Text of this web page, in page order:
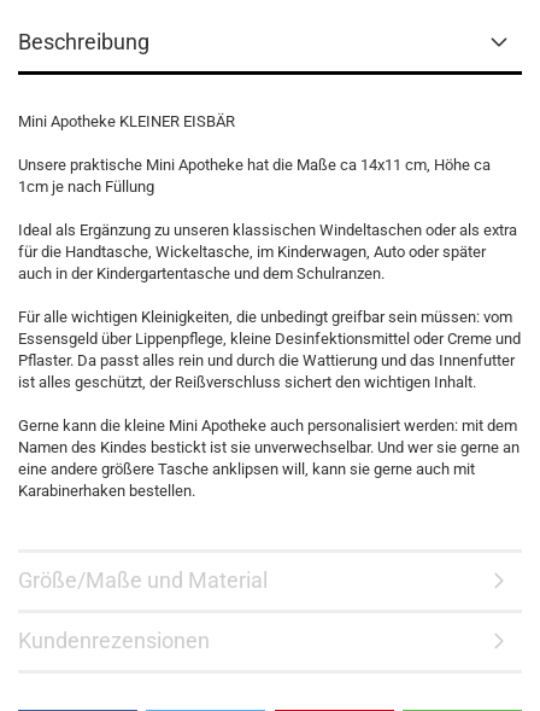
Beschreibung
Mini Apotheke KLEINER EISBÄR
Unsere praktische Mini Apotheke hat die Maße ca 14x11 cm, Höhe ca
1cm je nach Füllung
Ideal als Ergänzung zu unseren klassischen Windeltaschen oder als extra
für die Handtasche, Wickeltasche, im Kinderwagen, Auto oder später
auch in der Kindergartentasche und dem Schulranzen.
Für alle wichtigen Kleinigkeiten, die unbedingt greifbar sein müssen: vom
Essensgeld über Lippenpflege, kleine Desinfektionsmittel oder Creme und
Pflaster. Da passt alles rein und durch die Wattierung und das Innenfutter
ist alles geschützt, der Reißverschluss sichert den wichtigen Inhalt.
Gerne kann die kleine Mini Apotheke auch personalisiert werden: mit dem
Namen des Kindes bestickt ist sie unverwechselbar. Und wer sie gerne an
eine andere größere Tasche anklipsen will, kann sie gerne auch mit
Karabinerhaken bestellen.
Größe/Maße und Material
Kundenrezensionen